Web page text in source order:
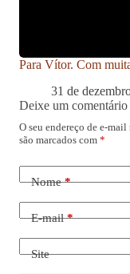
Para Vítor. Com
31 de
Deixe um comentário
O seu endereço de e-
são marcados com *
Nome*
E-mail*
Site